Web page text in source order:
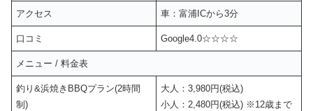
アクセス 車：富浦ICから3分
口コミ Google4.0☆☆☆☆
メニュー / 料金表
釣り&浜焼きBBQプラン(2時間
制)
大人：3,980円(税込)
小人：2,480円(税込) ※12歳まで